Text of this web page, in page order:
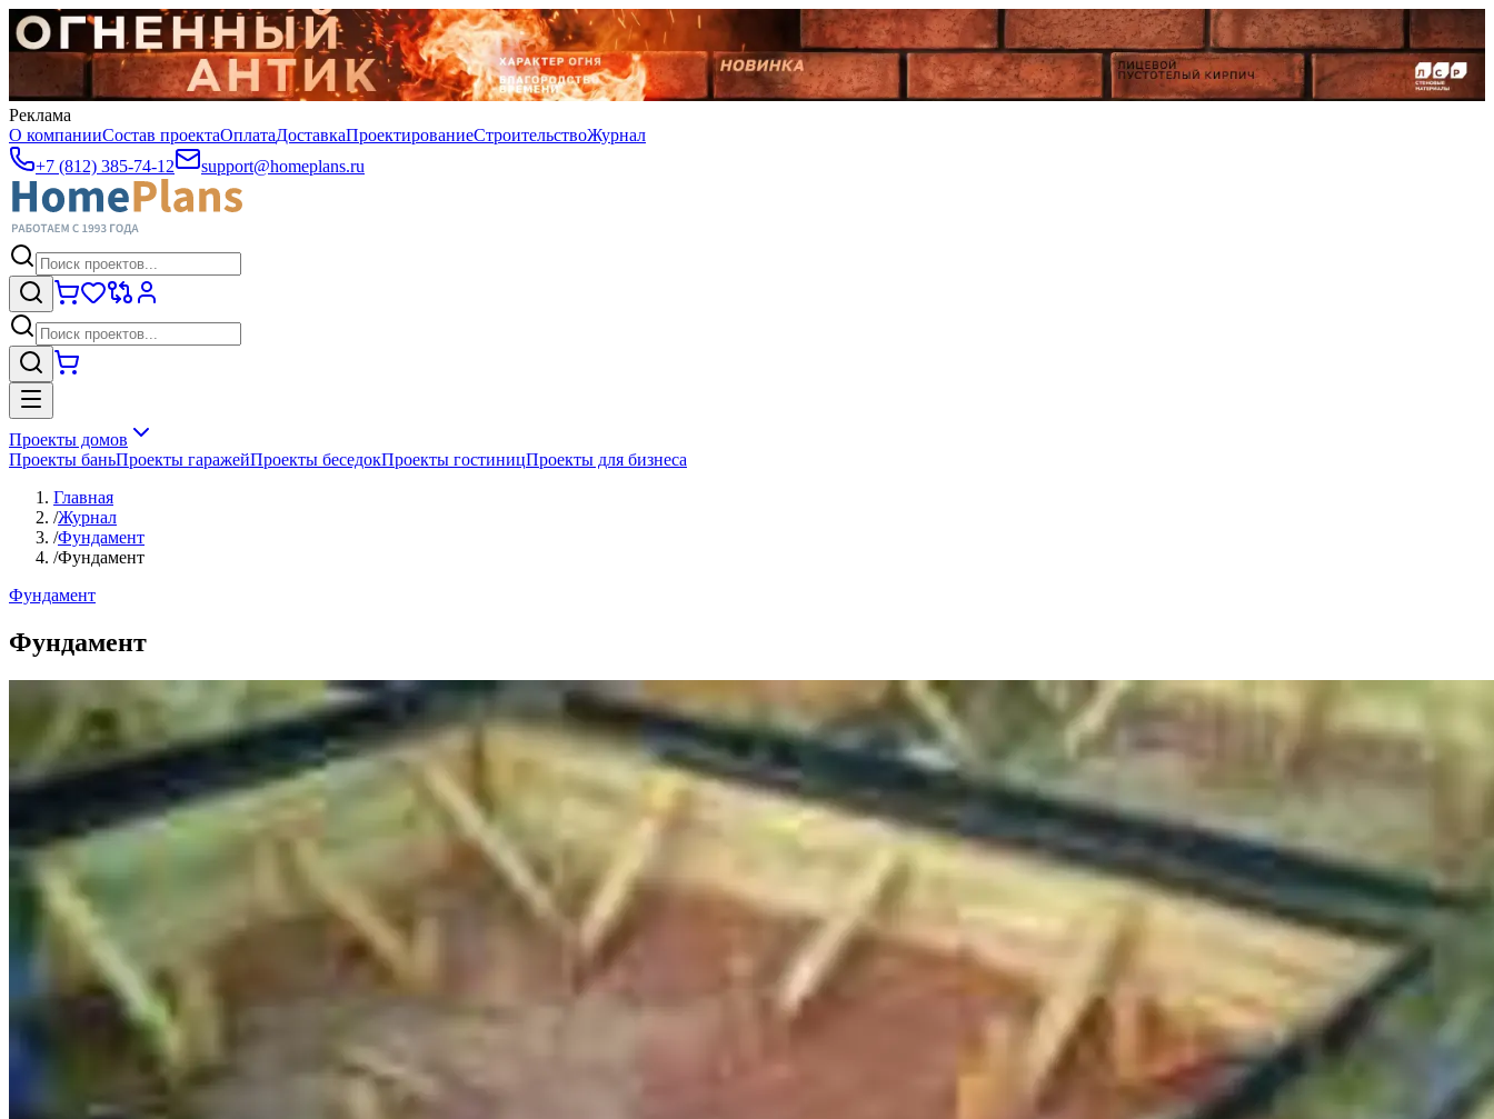
Реклама
О компанииСостав проектаОплатаДоставкаПроектированиеСтроительствоЖурнал
+7 (812) 385-74-12
support@homeplans.ru
Проекты домов
Проекты баньПроекты гаражейПроекты беседокПроекты гостиницПроекты для бизнеса
Главная
/Журнал
/Фундамент
/Фундамент
Фундамент
Фундамент